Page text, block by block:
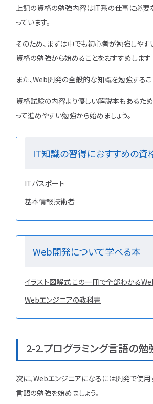
上記の資格の勉強内容はIT系の仕事に必要
っています。
そのため、まずは中でも初心者が勉強しやす
資格の勉強から始めることをおすすめします
また、Web開発の全般的な知識を勉強するこ
資格試験の内容より優しい解説本もあるた
って進めやすい勉強から始めましょう。
IT知識の習得におすすめの資
ITパスポート
基本情報技術者
Web開発について学べる本
イラスト図解式 この一冊で全部わかる
Webエンジニアの教科書
2-2.プログラミング言語の勉
次に、Webエンジニアになるには開発で使用
言語の勉強を始めましょう。